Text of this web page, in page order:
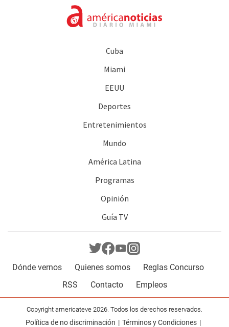
Cuba
Miami
EEUU
Deportes
Entretenimientos
Mundo
América Latina
Programas
Opinión
Guía TV
Dónde vernos Quienes somos
Reglas Concurso
RSS
Contacto Empleos
Copyright americateve 2026. Todos los derechos reservados.
Política de no discriminación Términos y Condiciones